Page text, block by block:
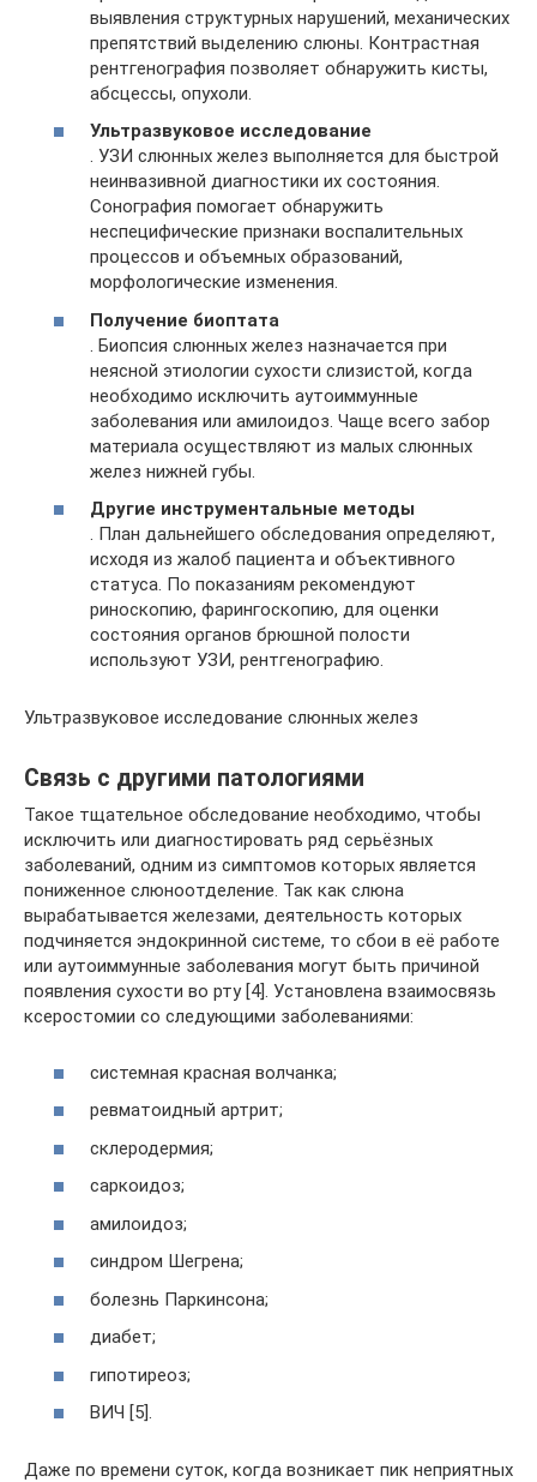
выявления структурных нарушений, механических
препятствий выделению слюны. Контрастная
рентгенография позволяет обнаружить кисты,
абсцессы, опухоли.
Ультразвуковое исследование
. УЗИ слюнных желез выполняется для быстрой
неинвазивной диагностики их состояния.
Сонография помогает обнаружить
неспецифические признаки воспалительных
процессов и объемных образований,
морфологические изменения.
Получение биоптата
. Биопсия слюнных желез назначается при
неясной этиологии сухости слизистой, когда
необходимо исключить аутоиммунные
заболевания или амилоидоз. Чаще всего забор
материала осуществляют из малых слюнных
желез нижней губы.
Другие инструментальные методы
. План дальнейшего обследования определяют,
исходя из жалоб пациента и объективного
статуса. По показаниям рекомендуют
риноскопию, фарингоскопию, для оценки
состояния органов брюшной полости
используют УЗИ, рентгенографию.
Ультразвуковое исследование слюнных желез
Связь с другими патологиями
Такое тщательное обследование необходимо, чтобы
исключить или диагностировать ряд серьёзных
заболеваний, одним из симптомов которых является
пониженное слюноотделение. Так как слюна
вырабатывается железами, деятельность которых
подчиняется эндокринной системе, то сбои в её работе
или аутоиммунные заболевания могут быть причиной
появления сухости во рту [4]. Установлена взаимосвязь
ксеростомии со следующими заболеваниями:
системная красная волчанка;
ревматоидный артрит;
склеродермия;
саркоидоз;
амилоидоз;
синдром Шегрена;
болезнь Паркинсона;
диабет;
гипотиреоз;
ВИЧ [5].
Даже по времени суток, когда возникает пик неприятных